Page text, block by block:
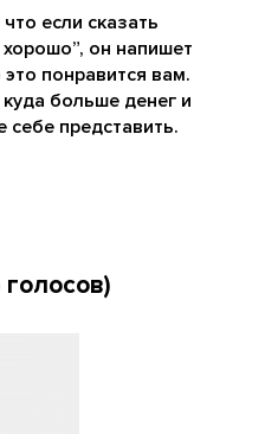
если сказать
он напишет
понравится вам.
больше денег и
представить.
голосов)